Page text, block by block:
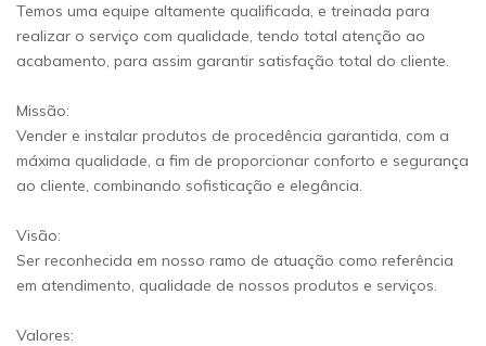
Temos uma equipe altamente qualificada, e treinada para
realizar o serviço com qualidade, tendo total atenção ao
acabamento, para assim garantir satisfação total do cliente.
Missão:
Vender e instalar produtos de procedência garantida, com a
máxima qualidade, a fim de proporcionar conforto e segurança
ao cliente, combinando sofisticação e elegância.
Visão:
Ser reconhecida em nosso ramo de atuação como referência
em atendimento, qualidade de nossos produtos e serviços.
Valores: